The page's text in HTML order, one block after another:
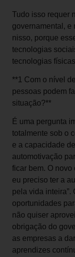
Tudo isso requer
governamental, e
nisso, porque
tecnologias
tecnologias
**1 Com o nível
pessoas podem
situação?**
É uma pergunta
totalmente sob o
e a capacidade
automotivação
ficar bem. O novo
eu preciso ter a
pela vida inteira”.
oportunidades
não quiser
obrigação do
as empresas a
aprendizes